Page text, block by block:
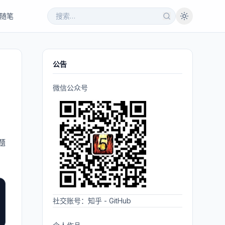
随笔
公告
微信公众号
社交账号： 知乎 - GitHub